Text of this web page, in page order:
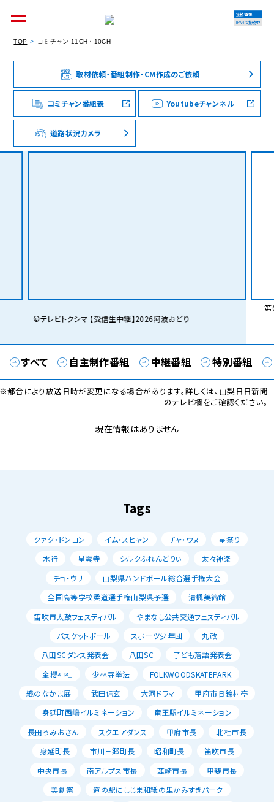
個人のお客様 集合住宅オーナーの方
法人のお客様 料金シミュレーション
接続情報
IPv4で接続中
TOP コミチャン 11CH・10CH
取材依頼・番組制作・CM作成のご依頼
コミチャン番組表 Youtubeチャンネル
道路状況カメラ
©テレビトクシマ 【受信生中継】2026阿波おどり
第
すべて 自主制作番組 中継番組 特別番組
都合により放送日時が変更になる場合があります。詳しくは、山梨日日新聞
のテレビ欄をご確認ください。
現在情報はありません
Tags
クァク・ドンヨン イム・スヒャン チャ・ウヌ
星祭り
水行
星雲寺 シルクふれんどりぃ
太々神楽
チョ・ウリ
山梨県ハンドボール総合選手権大会
全国高等学校柔道選手権山梨県予選
清楓美術館
笛吹市太鼓フェスティバル
やまなし公共交通フェスティバル
バスケットボール
スポーツ少年団
丸政
八田SCダンス発表会
八田SC
子ども落語発表会
金櫻神社
少林寺拳法
FOLKWOODSKATEPARK
織のなかま展
武田信玄 大河ドラマ
甲府市旧鈴村亭
身延町西嶋イルミネーション
竜王駅イルミネーション
長田ろみおさん
スクエアダンス 甲府市長
北杜市長
身延町長
市川三郷町長 昭和町長
笛吹市長
中央市長
南アルプス市長 韮崎市長
甲斐市長
美創祭
道の駅にしじま和紙の里かみすきパーク